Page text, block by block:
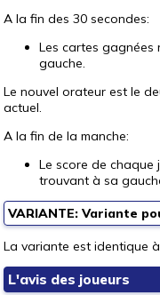
A la fin des 30 secondes:
Les cartes gagnées
gauche.
Le nouvel orateur est le
actuel.
A la fin de la manche:
Le score de chaque
trouvant à sa
VARIANTE: Variante
La variante est identique
L'avis des joueurs